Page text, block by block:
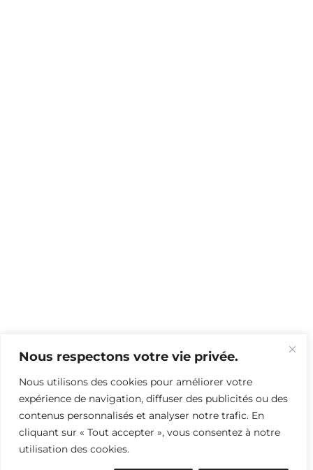
Nous respectons votre vie privée.
Nous utilisons des cookies pour améliorer votre
expérience de navigation, diffuser des publicités ou des
contenus personnalisés et analyser notre trafic. En
cliquant sur « Tout accepter », vous consentez à notre
utilisation des cookies.